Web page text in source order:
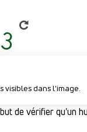
visibles dans l'image.
de vérifier qu'un